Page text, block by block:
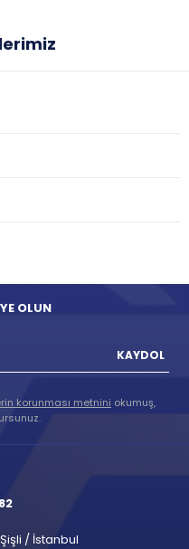
OLUN
KAYDOL
korunması metnini okumuş,
/ İstanbul